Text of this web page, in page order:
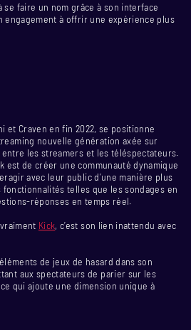
se faire un nom grâce à son interface
engagement à offrir une expérience plus
et Craven en fin 2022, se positionne
nouvelle génération axée sur
entre les streamers et les téléspectateurs.
est de créer une communauté dynamique
avec leur public d’une manière plus
telles que les sondages en
réponses en temps réel.
Kick, c’est son lien inattendu avec
de jeux de hasard dans son
aux spectateurs de parier sur les
qui ajoute une dimension unique à